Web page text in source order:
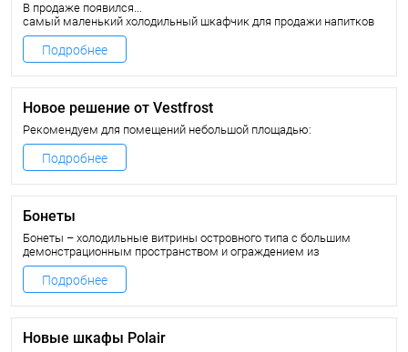
В продаже появился...
самый маленький холодильный шкафчик для продажи напитков
Vestfrost FKG 50.
Подробнее
Новое решение от Vestfrost
Рекомендуем для помещений небольшой площадью:
Подробнее
Бонеты
Бонеты – холодильные витрины островного типа с большим
демонстрационным пространством и ограждением из
панорамных стеклопакетов, улучшающих обзорность продукции.
Подробнее
Новые шкафы Polair